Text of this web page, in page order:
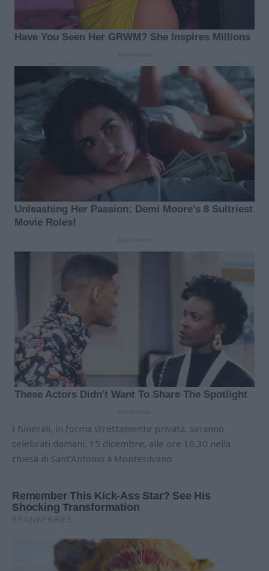
I funerali, in forma strettamente privata, saranno
celebrati domani, 15 dicembre, alle ore 10,30 nella
chiesa di Sant’Antonio a Montesilvano.